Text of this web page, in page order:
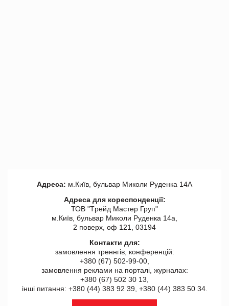
Адреса: м.Київ, бульвар Миколи Руденка 14А
Адреса для кореспонденції:
ТОВ "Tрейд Мастер Груп"
м.Київ, бульвар Миколи Руденка 14а,
2 поверх, оф 121, 03194
Контакти для:
замовлення треннгів, конференцій:
+380 (67) 502-99-00,
замовлення реклами на порталі, журналах:
+380 (67) 502 30 13,
інші питання: +380 (44) 383 92 39, +380 (44) 383 50 34.